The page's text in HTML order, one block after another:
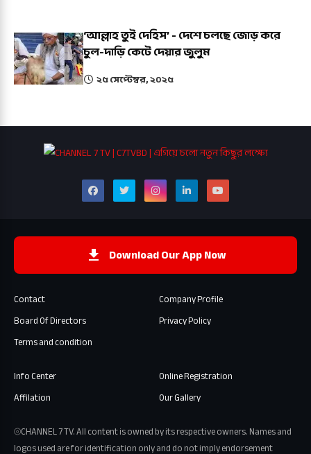
‘আল্লাহ তুই দেহিস’ - দেশে চলছে জোড় করে
চুল-দাড়ি কেটে দেয়ার জুলুম
২৫ সেপ্টেম্বর, ২০২৫
Download Our App Now
Contact
Company Profile
Board Of Directors
Privacy Policy
Terms and condition
Info Center
Online Registration
Affilation
Our Gallery
⦾CHANNEL 7 TV. All content is owned by its respective owners. Names and
logos used are for identification only and do not imply endorsement